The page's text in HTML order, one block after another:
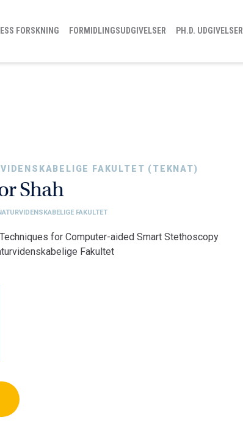
FORSKNING FORMIDLINGSUDGIVELSER PH.D. UDGIVELSER
FAKULTET (TEKNAT)
Shah
FAKULTET
for Computer-aided Smart Stethoscopy
Fakultet
Systemer